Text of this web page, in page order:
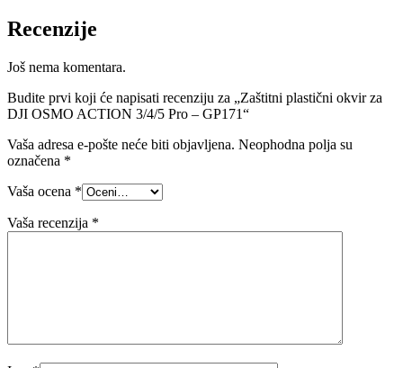
Recenzije
Još nema komentara.
Budite prvi koji će napisati recenziju za „Zaštitni plastični okvir za
DJI OSMO ACTION 3/4/5 Pro – GP171“
Vaša adresa e-pošte neće biti objavljena. Neophodna polja su
označena *
Vaša ocena *
Vaša recenzija *